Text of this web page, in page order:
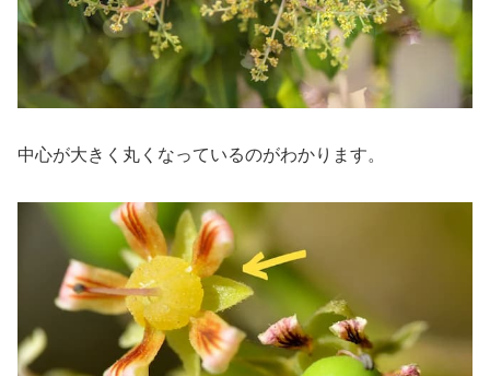
中心が大きく丸くなっているのがわかります。